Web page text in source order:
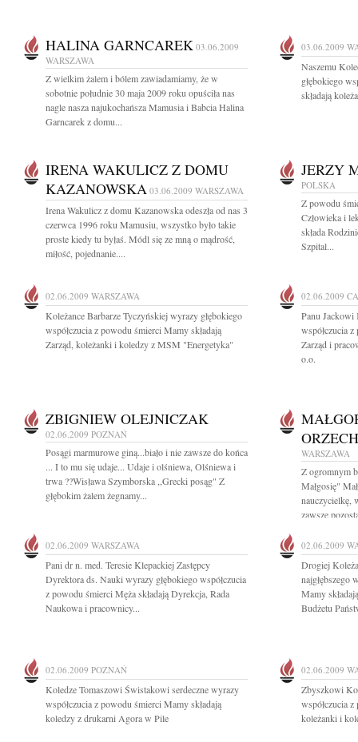
HALINA GARNCAREK 03.06.2009
WARSZAWA
Z wielkim żalem i bólem zawiadamiamy, że w
sobotnie południe 30 maja 2009 roku opuściła nas
nagle nasza najukochańsza Mamusia i Babcia Halina
Garncarek z domu...
03.06.2009
Naszemu
głębokiego
składają
IRENA WAKULICZ Z DOMU
KAZANOWSKA 03.06.2009 WARSZAWA
Irena Wakulicz z domu Kazanowska odeszła od nas 3
czerwca 1996 roku Mamusiu, wszystko było takie
proste kiedy tu byłaś. Módl się ze mną o mądrość,
miłość, pojednanie....
JERZY
POLSKA
Z powodu
Człowieka i
składa
Szpital...
02.06.2009 WARSZAWA
Koleżance Barbarze Tyczyńskiej wyrazy głębokiego
współczucia z powodu śmierci Mamy składają
Zarząd, koleżanki i koledzy z MSM "Energetyka"
02.06.2009
Panu Jackowi
współczucia
Zarząd i
o.o.
ZBIGNIEW OLEJNICZAK
02.06.2009 POZNAŃ
Posągi marmurowe giną...biało i nie zawsze do końca
... I to mu się udaje... Udaje i olśniewa, Olśniewa i
trwa ??Wisława Szymborska ,,Grecki posąg" Z
głębokim żalem żegnamy...
WARSZAWA
Z ogromnym
Małgosię"
nauczycielkę,
zawsze
02.06.2009 WARSZAWA
Pani dr n. med. Teresie Klepackiej Zastępcy
Dyrektora ds. Nauki wyrazy głębokiego współczucia
z powodu śmierci Męża składają Dyrekcja, Rada
Naukowa i pracownicy...
02.06.2009
Drogiej
najgłębszego
Mamy
Budżetu
02.06.2009 POZNAŃ
Koledze Tomaszowi Świstakowi serdeczne wyrazy
współczucia z powodu śmierci Mamy składają
koledzy z drukarni Agora w Pile
02.06.2009
Zbyszkowi
współczucia
koleżanki i